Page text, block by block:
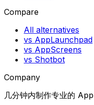
Compare
All alternatives
vs AppLaunchpad
vs AppScreens
vs Shotbot
Company
几分钟内制作专业的